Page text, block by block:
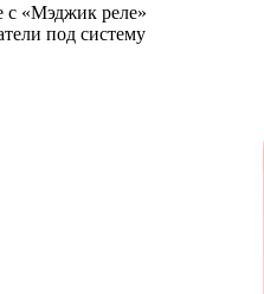
с «Мэджик реле»
под систему